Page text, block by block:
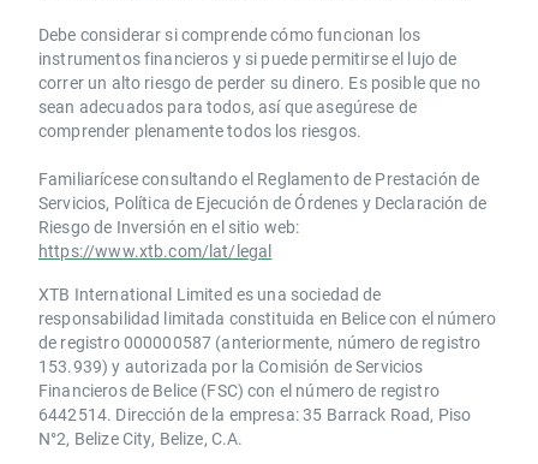
Debe considerar si comprende cómo funcionan los
instrumentos financieros y si puede permitirse el lujo de
correr un alto riesgo de perder su dinero. Es posible que no
sean adecuados para todos, así que asegúrese de
comprender plenamente todos los riesgos.
Familiarícese consultando el Reglamento de Prestación de
Servicios, Política de Ejecución de Órdenes y Declaración de
Riesgo de Inversión en el sitio web:
https://www.xtb.com/lat/legal
XTB International Limited es una sociedad de
responsabilidad limitada constituida en Belice con el número
de registro 000000587 (anteriormente, número de registro
153.939) y autorizada por la Comisión de Servicios
Financieros de Belice (FSC) con el número de registro
6442514. Dirección de la empresa: 35 Barrack Road, Piso
N°2, Belize City, Belize, C.A.